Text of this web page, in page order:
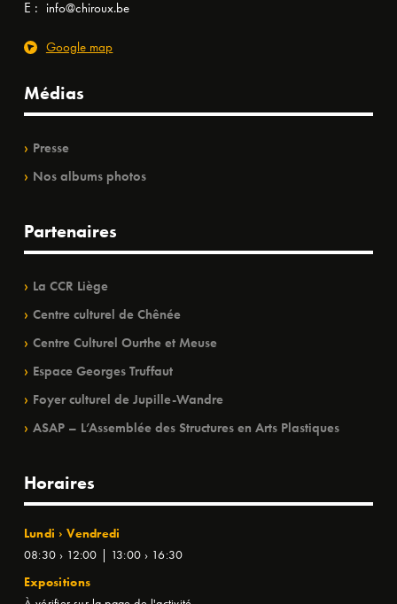
E : info@chiroux.be
Google map
Médias
Presse
Nos albums photos
Partenaires
La CCR Liège
Centre culturel de Chênée
Centre Culturel Ourthe et Meuse
Espace Georges Truffaut
Foyer culturel de Jupille-Wandre
ASAP – L’Assemblée des Structures en Arts Plastiques
Horaires
Lundi › Vendredi
08:30 › 12:00 | 13:00 › 16:30
Expositions